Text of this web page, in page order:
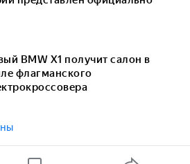
BMW X1 получит салон в
флагманского